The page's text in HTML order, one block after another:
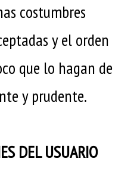
costumbres
y el orden
que lo hagan de
y prudente.
DEL USUARIO